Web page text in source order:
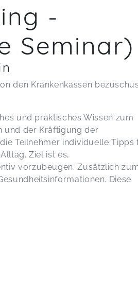
-
Seminar)
den Krankenkassen
und praktisches Wissen zum
und der Kräftigung der
Teilnehmer individuelle Tipps
Ziel ist es,
vorzubeugen. Zusätzlich
Diese